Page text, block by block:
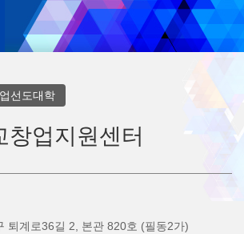
선도대학
창업지원센터
퇴계로36길 2, 본관 820호 (필동2가)